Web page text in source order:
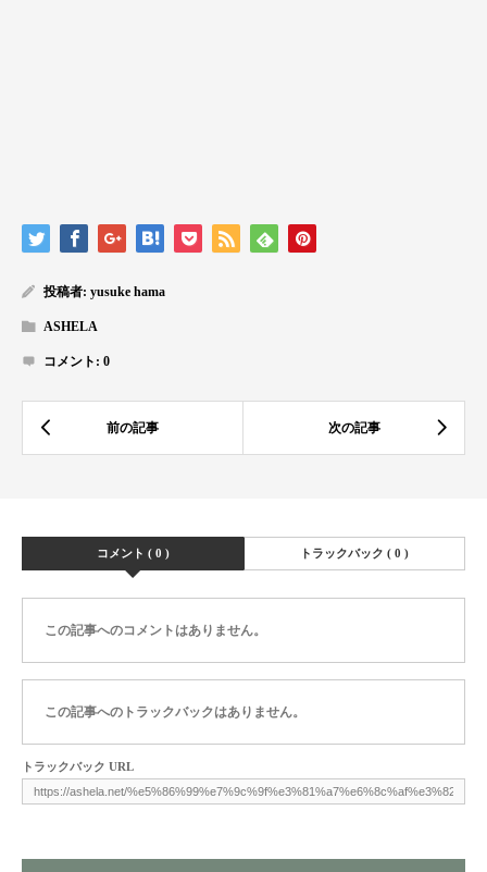
投稿者: yusuke hama
ASHELA
コメント: 0
コメント ( 0 ) トラックバック ( 0 )
この記事へのコメントはありません。
この記事へのトラックバックはありません。
トラックバック URL